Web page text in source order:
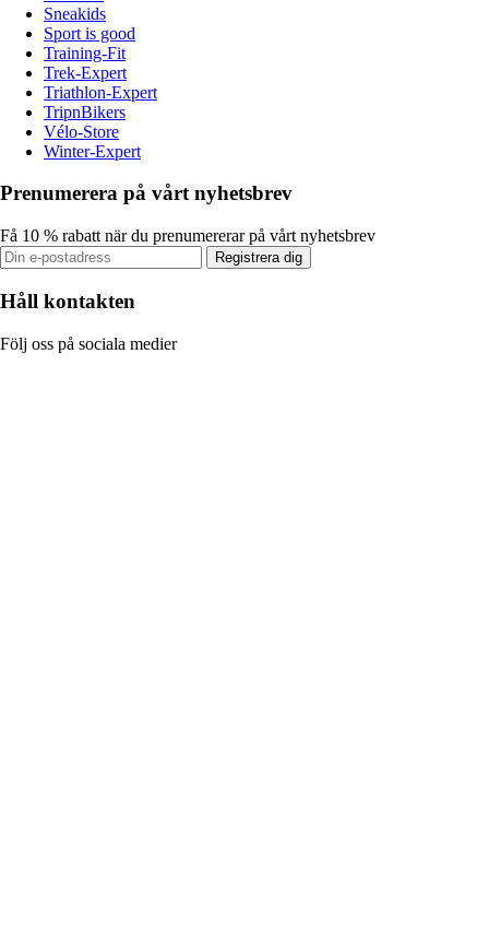
Sneakids
Sport is good
Training-Fit
Trek-Expert
Triathlon-Expert
TripnBikers
Vélo-Store
Winter-Expert
Prenumerera på vårt nyhetsbrev
Få 10 % rabatt när du prenumererar på vårt nyhetsbrev
Registrera dig
Håll kontakten
Följ oss på sociala medier